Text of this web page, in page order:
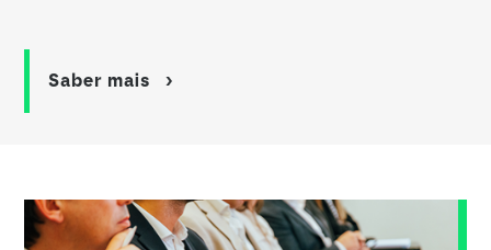
Saber mais